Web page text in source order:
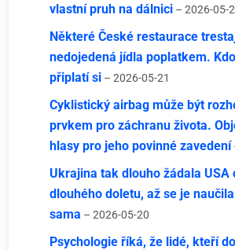
vlastní pruh na dálnici – 2026-05-
Některé České restaurace
nedojedená jídla poplatkem.
připlatí si – 2026-05-21
Cyklistický airbag může být
prvkem pro záchranu života.
hlasy pro jeho povinné zavedení
Ukrajina tak dlouho žádala USA
dlouhého doletu, až se je
sama – 2026-05-20
Psychologie říká, že lidé, kteří